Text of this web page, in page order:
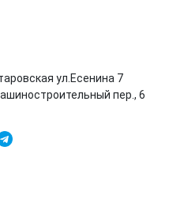
ул.Есенина 7
пер., 6